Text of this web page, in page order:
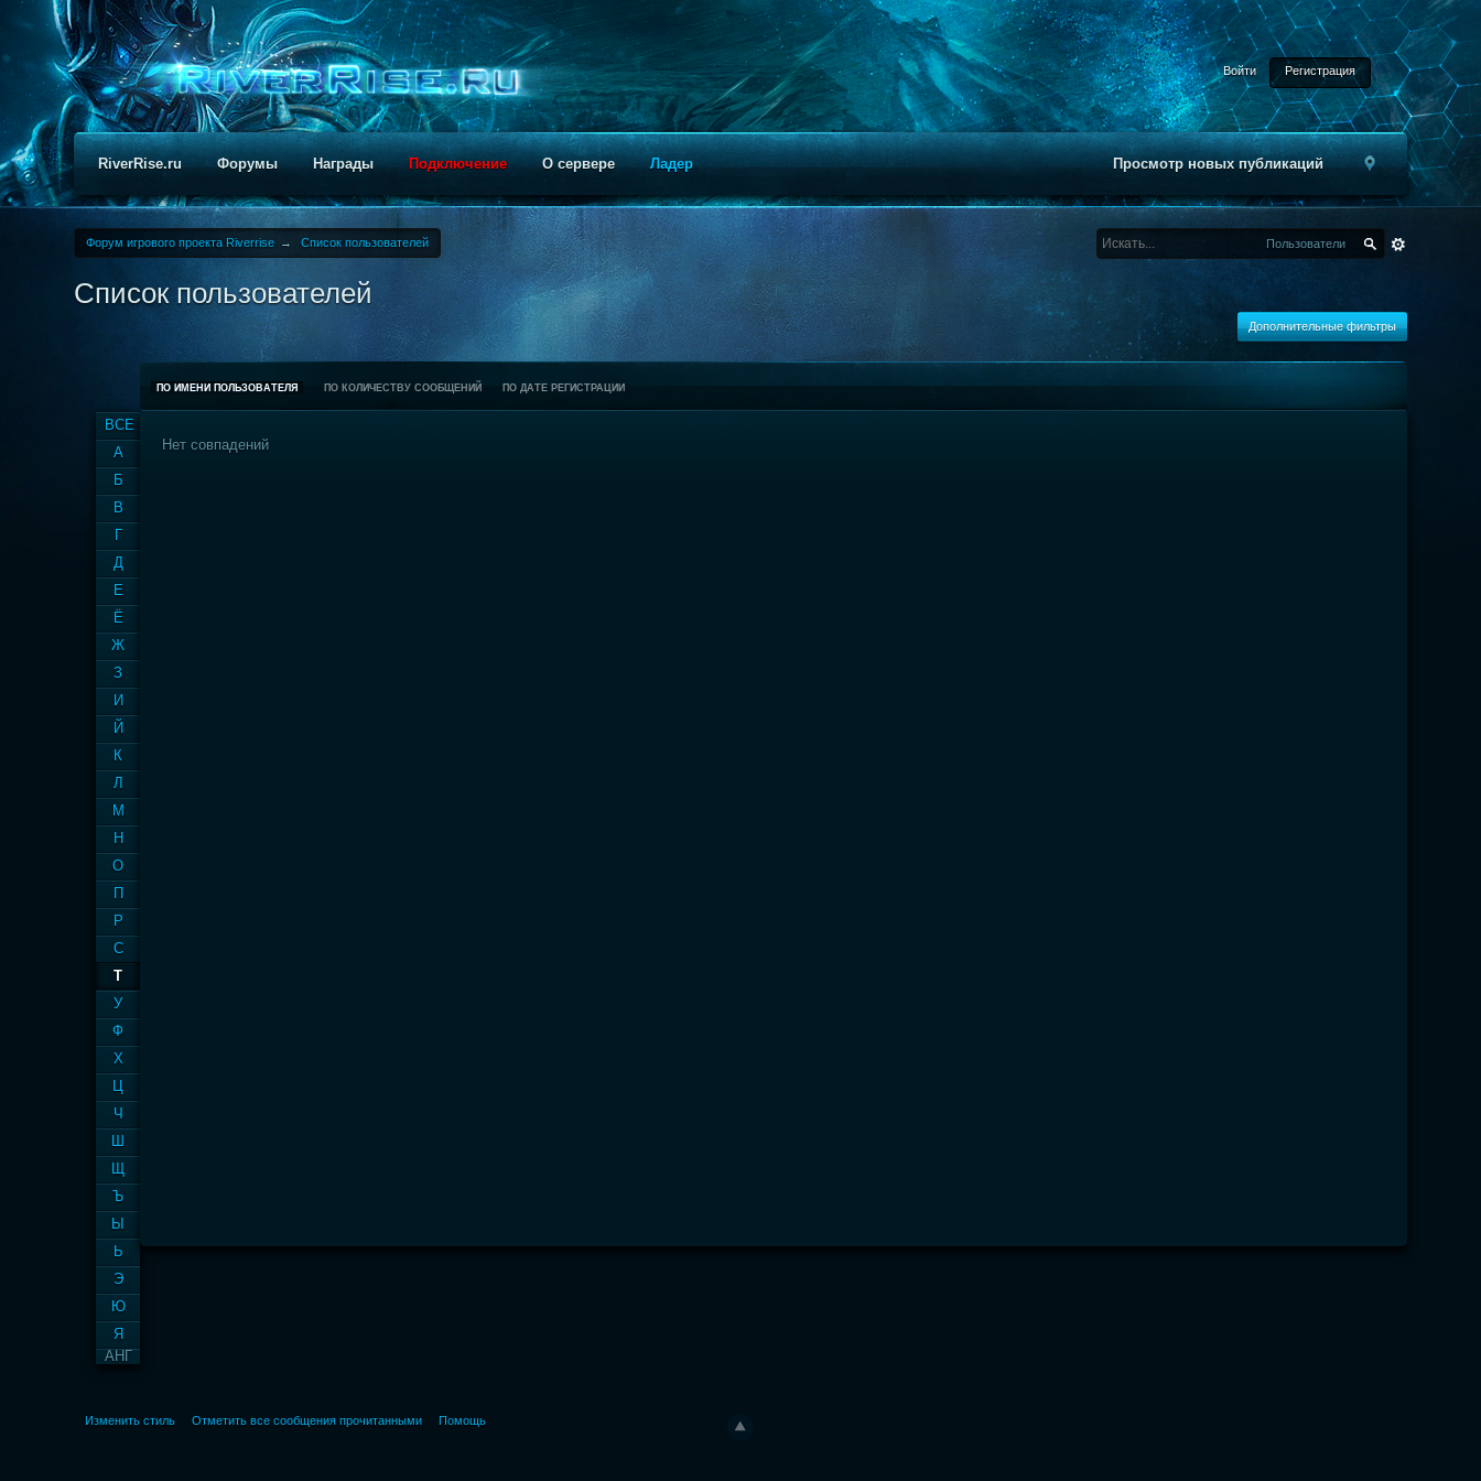
Войти Регистрация
Просмотр новых публикаций
RiverRise.ru Форумы Награды Подключение О сервере Ладер
Форум игрового проекта Riverrise → Список пользователей Пользователи
Список пользователей
Дополнительные фильтры
ВСЕ
А
Б
В
Г
Д
Е
Ё
Ж
З
И
Й
К
Л
М
Н
О
П
Р
С
Т
У
Ф
Х
Ц
Ч
Ш
Щ
Ъ
Ы
Ь
Э
Ю
Я
АНГ
ПО ИМЕНИ ПОЛЬЗОВАТЕЛЯ ПО КОЛИЧЕСТВУ СООБЩЕНИЙ ПО ДАТЕ РЕГИСТРАЦИИ
Нет совпадений
Изменить стиль Отметить все сообщения прочитанными Помощь